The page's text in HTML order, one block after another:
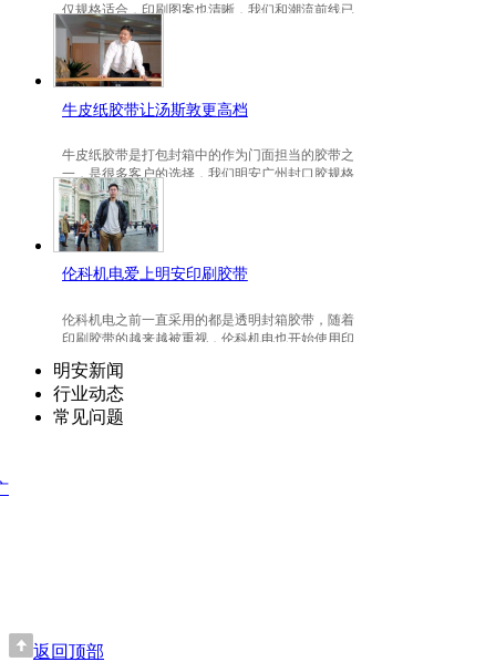
仅规格适合，印刷图案也清晰，我们和潮流前线已
有3年的稳定合作关系。
牛皮纸胶带让汤斯敦更高档
牛皮纸胶带是打包封箱中的作为门面担当的胶带之
一，是很多客户的选择，我们明安广州封口胶规格
包装的牛皮纸胶带就是汤斯敦的选择。
伦科机电爱上明安印刷胶带
伦科机电之前一直采用的都是透明封箱胶带，随着
印刷胶带的越来越被重视，伦科机电也开始使用印
明安新闻
行业动态
常见问题
返回顶部